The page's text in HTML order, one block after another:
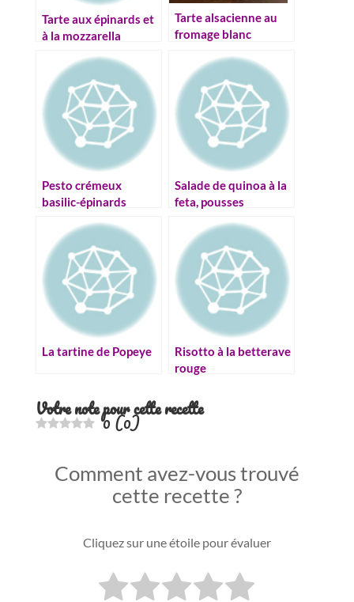
Tarte aux épinards et
à la mozzarella
Tarte alsacienne au
fromage blanc
Pesto crémeux
basilic-épinards
Salade de quinoa à la
feta, pousses
La tartine de Popeye
Risotto à la betterave
rouge
Votre note pour cette recette
0(0)
Comment avez-vous trouvé
cette recette ?
Cliquez sur une étoile pour évaluer